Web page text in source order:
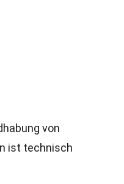
von
ist technisch